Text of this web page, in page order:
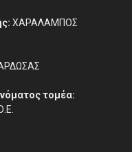
ΧΑΡΑΛΑΜΠΟΣ
τομέα: